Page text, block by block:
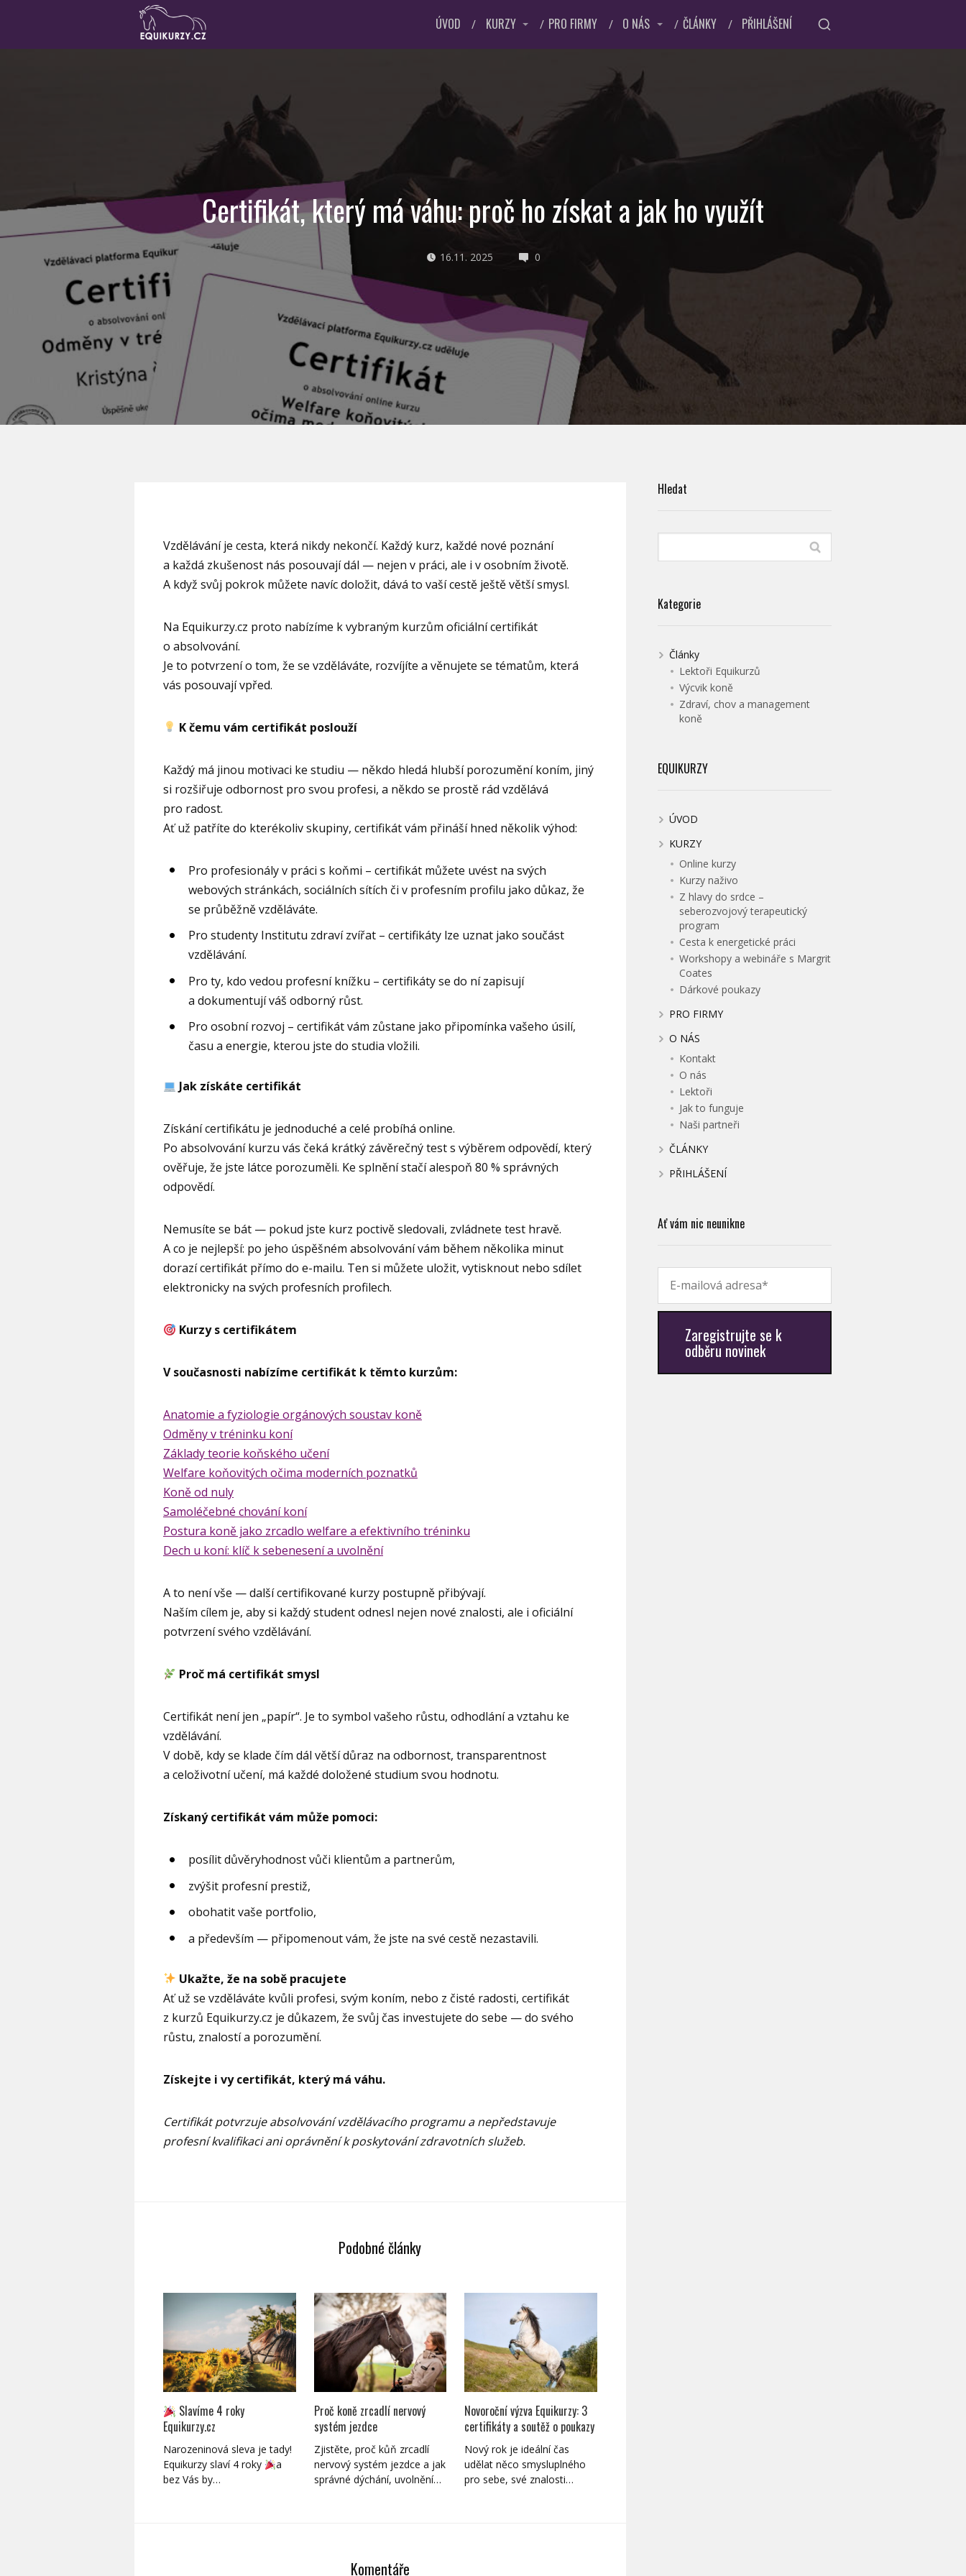
ÚVOD KURZY PRO FIRMY O NÁS ČLÁNKY PŘIHLÁŠENÍ
Certifikát, který má váhu: proč ho získat a jak ho využít
16.11. 2025 0
Vzdělávání je cesta, která nikdy nekončí. Každý kurz, každé nové poznání
a každá zkušenost nás posouvají dál — nejen v práci, ale i v osobním životě.
A když svůj pokrok můžete navíc doložit, dává to vaší cestě ještě větší smysl.
Na Equikurzy.cz proto nabízíme k vybraným kurzům oficiální certifikát
o absolvování.
Je to potvrzení o tom, že se vzděláváte, rozvíjíte a věnujete se tématům, která
vás posouvají vpřed.
K čemu vám certifikát poslouží
Každý má jinou motivaci ke studiu — někdo hledá hlubší porozumění koním, jiný
si rozšiřuje odbornost pro svou profesi, a někdo se prostě rád vzdělává
pro radost.
Ať už patříte do kterékoliv skupiny, certifikát vám přináší hned několik výhod:
Pro profesionály v práci s koňmi – certifikát můžete uvést na svých
webových stránkách, sociálních sítích či v profesním profilu jako důkaz, že
se průběžně vzděláváte.
Pro studenty Institutu zdraví zvířat – certifikáty lze uznat jako součást
vzdělávání.
Pro ty, kdo vedou profesní knížku – certifikáty se do ní zapisují
a dokumentují váš odborný růst.
Pro osobní rozvoj – certifikát vám zůstane jako připomínka vašeho úsilí,
času a energie, kterou jste do studia vložili.
Jak získáte certifikát
Získání certifikátu je jednoduché a celé probíhá online.
Po absolvování kurzu vás čeká krátký závěrečný test s výběrem odpovědí, který
ověřuje, že jste látce porozuměli. Ke splnění stačí alespoň 80 % správných
odpovědí.
Nemusíte se bát — pokud jste kurz poctivě sledovali, zvládnete test hravě.
A co je nejlepší: po jeho úspěšném absolvování vám během několika minut
dorazí certifikát přímo do e-mailu. Ten si můžete uložit, vytisknout nebo sdílet
elektronicky na svých profesních profilech.
Kurzy s certifikátem
V současnosti nabízíme certifikát k těmto kurzům:
Anatomie a fyziologie orgánových soustav koně
Odměny v tréninku koní
Základy teorie koňského učení
Welfare koňovitých očima moderních poznatků
Koně od nuly
Samoléčebné chování koní
Postura koně jako zrcadlo welfare a efektivního tréninku
Dech u koní: klíč k sebenesení a uvolnění
A to není vše — další certifikované kurzy postupně přibývají.
Naším cílem je, aby si každý student odnesl nejen nové znalosti, ale i oficiální
potvrzení svého vzdělávání.
Proč má certifikát smysl
Certifikát není jen „papír“. Je to symbol vašeho růstu, odhodlání a vztahu ke
vzdělávání.
V době, kdy se klade čím dál větší důraz na odbornost, transparentnost
a celoživotní učení, má každé doložené studium svou hodnotu.
Získaný certifikát vám může pomoci:
posílit důvěryhodnost vůči klientům a partnerům,
zvýšit profesní prestiž,
obohatit vaše portfolio,
a především — připomenout vám, že jste na své cestě nezastavili.
Ukažte, že na sobě pracujete
Ať už se vzděláváte kvůli profesi, svým koním, nebo z čisté radosti, certifikát
z kurzů Equikurzy.cz je důkazem, že svůj čas investujete do sebe — do svého
růstu, znalostí a porozumění.
Získejte i vy certifikát, který má váhu.
Certifikát potvrzuje absolvování vzdělávacího programu a nepředstavuje
profesní kvalifikaci ani oprávnění k poskytování zdravotních služeb.
Podobné články
Slavíme 4 roky
Equikurzy.cz
Narozeninová sleva je tady!
Equikurzy slaví 4 roky
a
bez Vás by…
Proč koně zrcadlí nervový
systém jezdce
Zjistěte, proč kůň zrcadlí
nervový systém jezdce a jak
správné dýchání, uvolnění…
Novoroční výzva Equikurzy: 3
certifikáty a soutěž o poukazy
Nový rok je ideální čas
udělat něco smysluplného
pro sebe, své znalosti…
Komentáře
Hledat
Kategorie
Články
Lektoři Equikurzů
Výcvik koně
Zdraví, chov a management
koně
EQUIKURZY
ÚVOD
KURZY
Online kurzy
Kurzy naživo
Z hlavy do srdce –
seberozvojový terapeutický
program
Cesta k energetické práci
Workshopy a webináře s Margrit
Coates
Dárkové poukazy
PRO FIRMY
O NÁS
Kontakt
O nás
Lektoři
Jak to funguje
Naši partneři
ČLÁNKY
PŘIHLÁŠENÍ
Ať vám nic neunikne
Zaregistrujte se k
odběru novinek